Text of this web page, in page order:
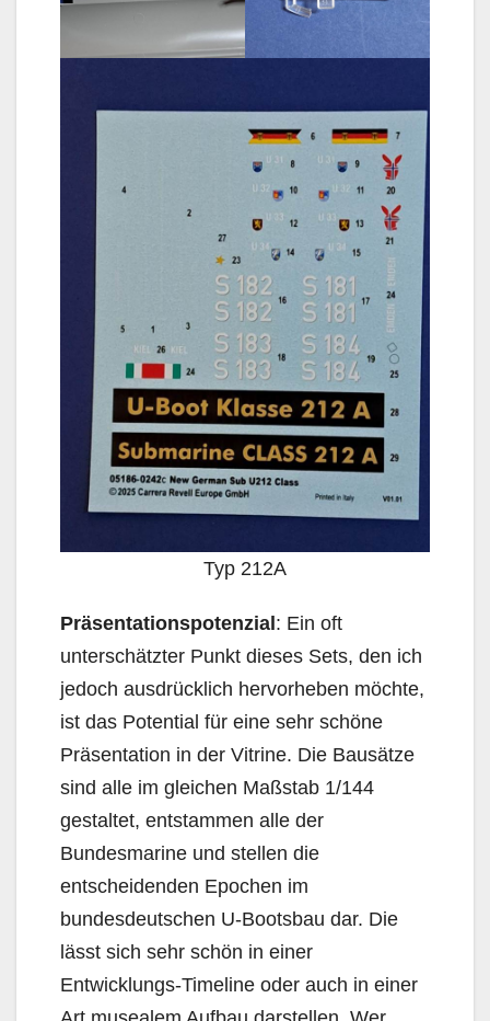
Typ 212A
Präsentationspotenzial: Ein oft
unterschätzter Punkt dieses Sets, den ich
jedoch ausdrücklich hervorheben möchte,
ist das Potential für eine sehr schöne
Präsentation in der Vitrine. Die Bausätze
sind alle im gleichen Maßstab 1/144
gestaltet, entstammen alle der
Bundesmarine und stellen die
entscheidenden Epochen im
bundesdeutschen U-Bootsbau dar. Die
lässt sich sehr schön in einer
Entwicklungs-Timeline oder auch in einer